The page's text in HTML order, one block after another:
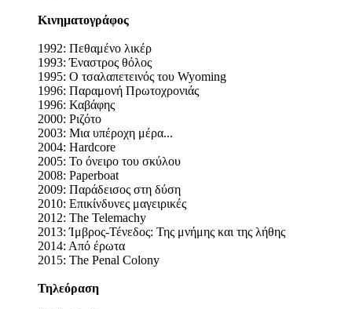
Κινηματογράφος
1992: Πεθαμένο λικέρ
1993: Έναστρος θόλος
1995: Ο τσαλαπετεινός του Wyoming
1996: Παραμονή Πρωτοχρονιάς
1996: Καβάφης
2000: Ριζότο
2003: Μια υπέροχη μέρα...
2004: Hardcore
2005: Το όνειρο του σκύλου
2008: Paperboat
2009: Παράδεισος στη δύση
2010: Επικίνδυνες μαγειρικές
2012: The Telemachy
2013: Ίμβρος-Τένεδος: Της μνήμης και της λήθης
2014: Από έρωτα
2015: The Penal Colony
Τηλεόραση